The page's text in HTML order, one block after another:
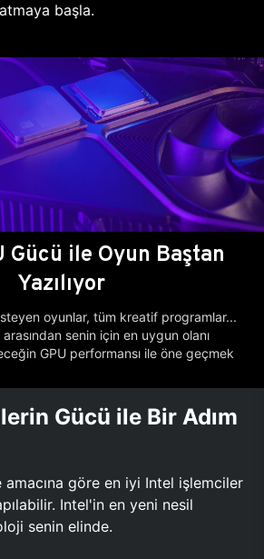
başla.
Gücü ile Oyun Baştan
Yazılıyor
oyunlar, tüm kreatif programlar...
senin için en uygun olanı
GPU performansı ile öne geçmek
Gücü ile Bir Adım
amacına göre en iyi Intel işlemciler
Intel'in en yeni nesil
senin elinde.